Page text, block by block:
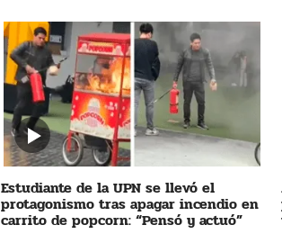
Estudiante de la UPN se llevó el
protagonismo tras apagar incendio en
carrito de popcorn: “Pensó y actuó”